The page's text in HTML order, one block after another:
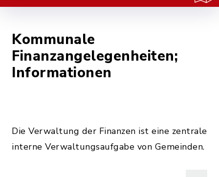
Kommunale
Finanzangelegenheiten;
Informationen
Die Verwaltung der Finanzen ist eine zentrale
interne Verwaltungsaufgabe von Gemeinden.